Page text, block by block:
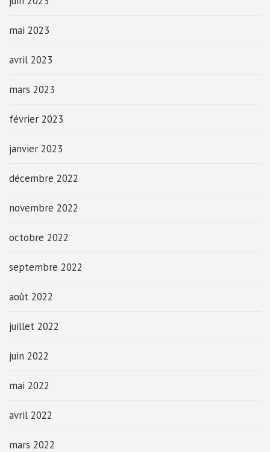
mai 2023
avril 2023
mars 2023
février 2023
janvier 2023
décembre 2022
novembre 2022
octobre 2022
septembre 2022
août 2022
juillet 2022
juin 2022
mai 2022
avril 2022
mars 2022